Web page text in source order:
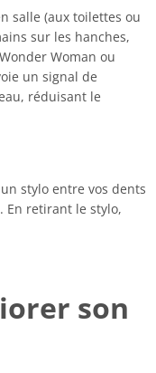
salle (aux toilettes ou
sur les hanches,
Woman ou
un signal de
réduisant le
stylo entre vos dents
En retirant le stylo,
son